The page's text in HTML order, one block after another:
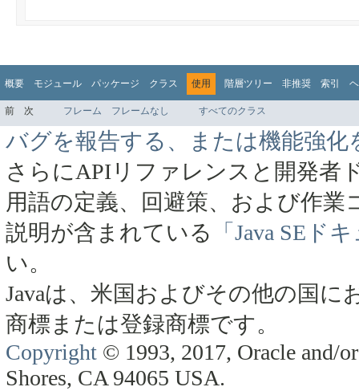
概要 モジュール パッケージ クラス 使用 階層ツリー 非推奨 索引
前 次 フレーム フレームなし すべてのクラス
バグを報告する、または機能強化
さらにAPIリファレンスと開発者
用語の定義、回避策、および作
説明が含まれている
「Java SEド
い。
Javaは、米国およびその他の国に
商標または登録商標です。
Copyright © 1993, 2017, Oracle and/
Shores, CA 94065 USA.